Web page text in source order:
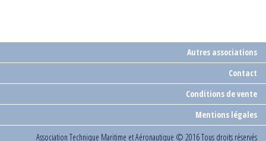
Autres associations
Contact
Conditions de vente
Mentions légales
Association Technique Maritime et Aéronautique © 2016 Tous droits réservés